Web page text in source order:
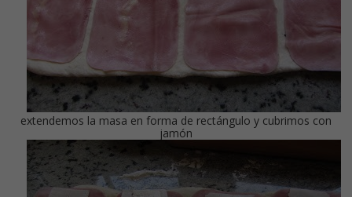
extendemos la masa en forma de rectángulo y cubrimos con
jamón